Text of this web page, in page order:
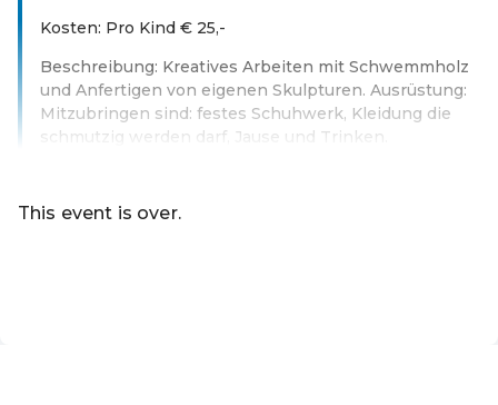
Kosten: Pro Kind € 25,-
Beschreibung: Kreatives Arbeiten mit Schwemmholz
und Anfertigen von eigenen Skulpturen. Ausrüstung:
Mitzubringen sind: festes Schuhwerk, Kleidung die
schmutzig werden darf, Jause und Trinken.
This event is over.